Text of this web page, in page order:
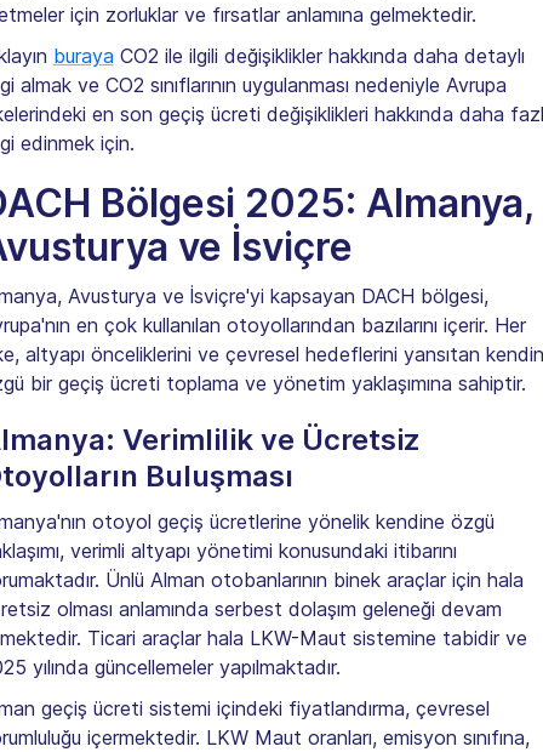
için zorluklar ve fırsatlar anlamına gelmektedir.
buraya CO2 ile ilgili değişiklikler hakkında daha detaylı
almak ve CO2 sınıflarının uygulanması nedeniyle Avrupa
en son geçiş ücreti değişiklikleri hakkında daha
edinmek için.
Bölgesi 2025: Almanya,
ve İsviçre
Avusturya ve İsviçre'yi kapsayan DACH bölgesi,
en çok kullanılan otoyollarından bazılarını içerir. Her
altyapı önceliklerini ve çevresel hedeflerini yansıtan
bir geçiş ücreti toplama ve yönetim yaklaşımına sahiptir.
Verimlilik ve Ücretsiz
Buluşması
otoyol geçiş ücretlerine yönelik kendine özgü
verimli altyapı yönetimi konusundaki itibarını
Ünlü Alman otobanlarının binek araçlar için hala
olması anlamında serbest dolaşım geleneği devam
Ticari araçlar hala LKW-Maut sistemine tabidir ve
yılında güncellemeler yapılmaktadır.
geçiş ücreti sistemi içindeki fiyatlandırma, çevresel
içermektedir. LKW Maut oranları, emisyon sınıfına,